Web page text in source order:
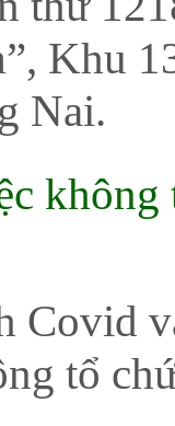
Khu
Nai.
Covid
tổ